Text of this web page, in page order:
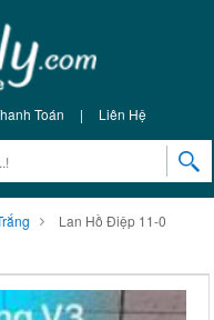
Toán | Liên Hệ
Lan Hồ Điệp 11-0